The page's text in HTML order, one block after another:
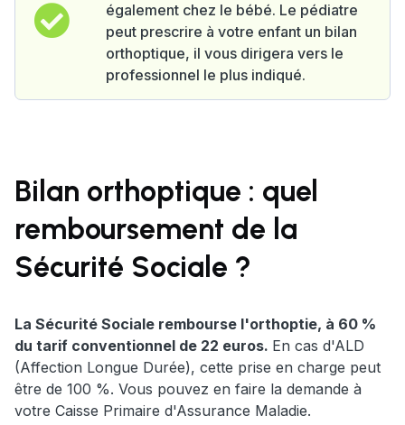
également chez le bébé. Le pédiatre
peut prescrire à votre enfant un bilan
orthoptique, il vous dirigera vers le
professionnel le plus indiqué.
Bilan orthoptique : quel
remboursement de la
Sécurité Sociale ?
La Sécurité Sociale rembourse l'orthoptie, à 60 %
du tarif conventionnel de 22 euros. En cas d'ALD
(Affection Longue Durée), cette prise en charge peut
être de 100 %. Vous pouvez en faire la demande à
votre Caisse Primaire d'Assurance Maladie.